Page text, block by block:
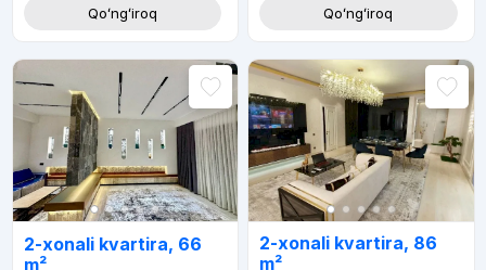
Qoʻngʻiroq Qoʻngʻiroq
2-xonali kvartira, 66
m²
2-xonali kvartira, 86
m²